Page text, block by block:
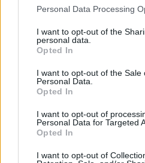
Please note that this website/
not limited to your visit or usage
grant or deny consent to Google
use your data for below
consent section.
Personal Data Processing
I want to opt-out of the
personal data.
Opted In
I want to opt-out of the Sale
Personal Data.
Opted In
I want to opt-out of
Personal Data for Targeted
Opted In
I want to opt-out of
ritorno.
Soluzioni
funziona
Un’immagine armoniosa
visiva e dalla luce. Si
texturenaturali (legno,
morbida; si colloca il pet su